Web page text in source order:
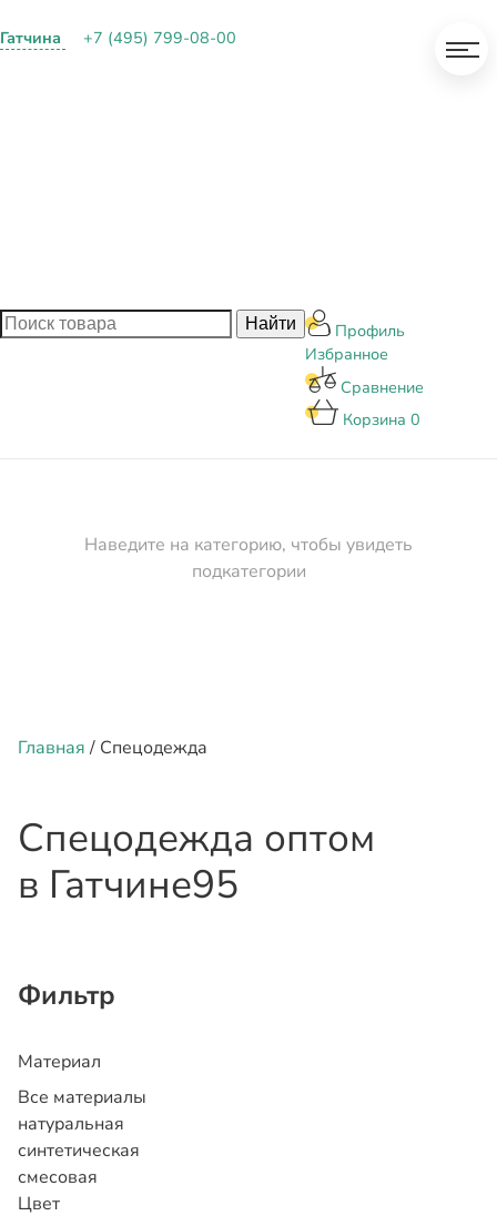
Гатчина +7 (495) 799-08-00
Профиль
Избранное
Сравнение
Корзина 0
Наведите на категорию, чтобы увидеть
подкатегории
Главная/ Спецодежда
Спецодежда оптом
в Гатчине95
Фильтр
Материал
Все материалы
натуральная
синтетическая
смесовая
Цвет